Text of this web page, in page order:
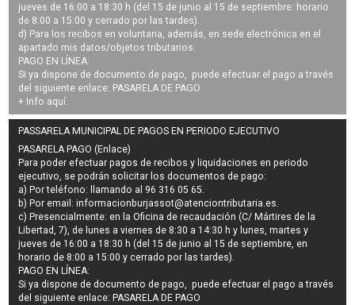
jueves de 16:00 a 18:30 h (del 15 de junio al 15 de septiembre: horario
de 8:00 a 15:00 y cerrado por las tardes).
d) Para los recibos en voluntaria, además, en sede electrónica en el
apartado mis datos/objetos tributarios.
PAGO EN LÍNEA:
Si ya dispone de documento de pago, puede efectuar el pago a través
del siguiente enlace: PASARELA DE PAGO
+ Info aquí.
PASSARELA MUNICIPAL DE PAGOS EN PERIODO EJECUTIVO
PASARELA PAGO (Enlace)
Para poder efectuar pagos derecibos y liquidaciones en periodo
ejecutivo, se podrán solicitar los documentos de pago:
a) Por teléfono: llamando al 96 316 05 65.
b) Por email:informacionburjassot@atenciontributaria.es.
c) Presencialmente: en la Oficina de recaudación (C/ Mártires de la
Libertad, 7), de lunes a viernes de 8:30 a 14:30 h y lunes, martes y
jueves de 16:00 a 18:30 h (del 15 de junio al 15 de septiembre, en
horario de 8:00 a 15:00 y cerrado por las tardes).
PAGO EN LÍNEA:
Si ya dispone de documento de pago, puede efectuar el pago a través
del siguiente enlace: PASARELA DE PAGO